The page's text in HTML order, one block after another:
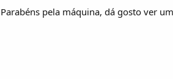
Parabéns pela máquina, dá gosto ver